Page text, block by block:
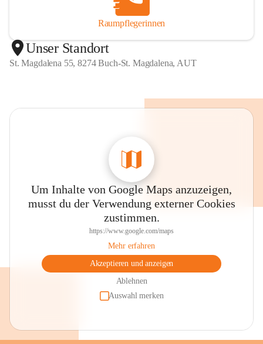
Raumpflegerinnen
Unser Standort
St. Magdalena 55, 8274 Buch-St. Magdalena, AUT
Um Inhalte von Google Maps anzuzeigen,
musst du der Verwendung externer Cookies
zustimmen.
https://www.google.com/maps
Mehr erfahren
Akzeptieren und anzeigen
Ablehnen
Auswahl merken